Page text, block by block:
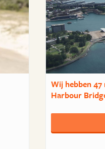
Wij hebben47
Harbour